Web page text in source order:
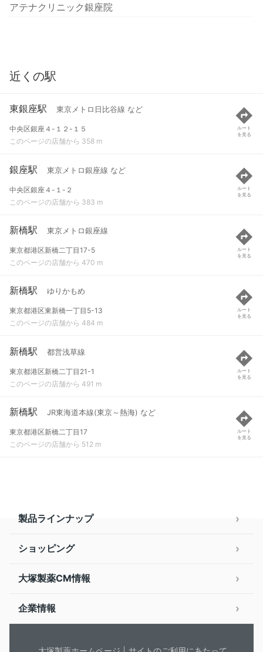
アテナクリニック銀座院
近くの駅
東銀座駅 東京メトロ日比谷線 など
中央区銀座４-１２-１５
このページの店舗から 358 m
ルート
を見る
銀座駅 東京メトロ銀座線 など
中央区銀座４-１-２
このページの店舗から 383 m
ルート
を見る
新橋駅 東京メトロ銀座線
東京都港区新橋二丁目17-5
このページの店舗から 470 m
ルート
を見る
新橋駅 ゆりかもめ
東京都港区東新橋一丁目5-13
このページの店舗から 484 m
ルート
を見る
新橋駅 都営浅草線
東京都港区新橋二丁目21-1
このページの店舗から 491 m
ルート
を見る
新橋駅 JR東海道本線(東京～熱海) など
東京都港区新橋二丁目17
このページの店舗から 512 m
ルート
を見る
製品ラインナップ
ショッピング
大塚製薬CM情報
企業情報